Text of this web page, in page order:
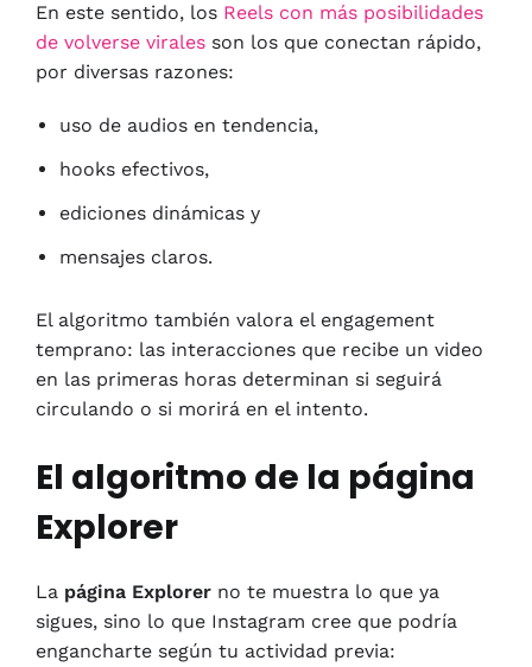
En este sentido, los Reels con más posibilidades
de volverse virales son los que conectan rápido,
por diversas razones:
uso de audios en tendencia,
hooks efectivos,
ediciones dinámicas y
mensajes claros.
El algoritmo también valora el engagement
temprano: las interacciones que recibe un video
en las primeras horas determinan si seguirá
circulando o si morirá en el intento.
El algoritmo de la página
Explorer
La página Explorer no te muestra lo que ya
sigues, sino lo que Instagram cree que podría
engancharte según tu actividad previa: